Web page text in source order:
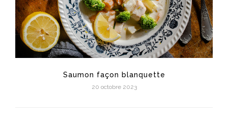
Saumon façon blanquette
20 octobre 2023